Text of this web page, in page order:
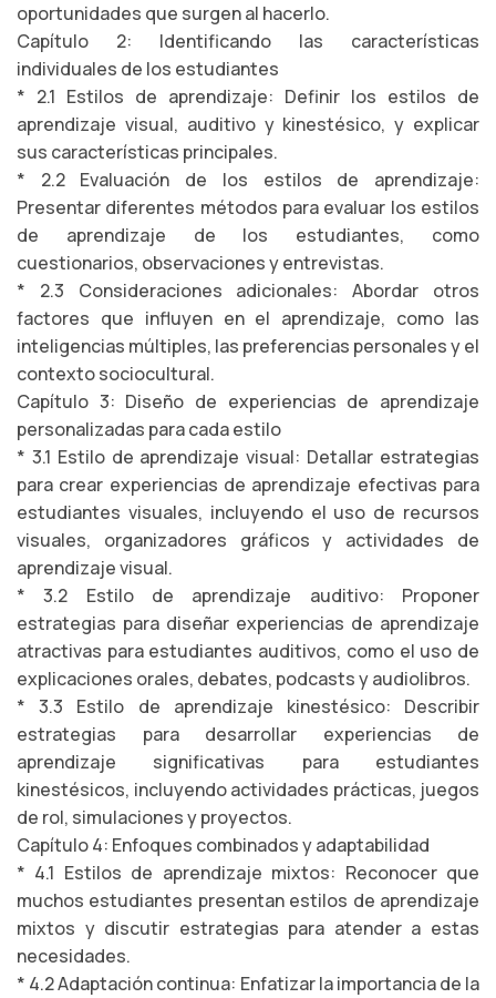
oportunidades que surgen al hacerlo.
Capítulo 2: Identificando las características
individuales de los estudiantes
* 2.1 Estilos de aprendizaje: Definir los estilos de
aprendizaje visual, auditivo y kinestésico, y explicar
sus características principales.
* 2.2 Evaluación de los estilos de aprendizaje:
Presentar diferentes métodos para evaluar los estilos
de aprendizaje de los estudiantes, como
cuestionarios, observaciones y entrevistas.
* 2.3 Consideraciones adicionales: Abordar otros
factores que influyen en el aprendizaje, como las
inteligencias múltiples, las preferencias personales y el
contexto sociocultural.
Capítulo 3: Diseño de experiencias de aprendizaje
personalizadas para cada estilo
* 3.1 Estilo de aprendizaje visual: Detallar estrategias
para crear experiencias de aprendizaje efectivas para
estudiantes visuales, incluyendo el uso de recursos
visuales, organizadores gráficos y actividades de
aprendizaje visual.
* 3.2 Estilo de aprendizaje auditivo: Proponer
estrategias para diseñar experiencias de aprendizaje
atractivas para estudiantes auditivos, como el uso de
explicaciones orales, debates, podcasts y audiolibros.
* 3.3 Estilo de aprendizaje kinestésico: Describir
estrategias para desarrollar experiencias de
aprendizaje significativas para estudiantes
kinestésicos, incluyendo actividades prácticas, juegos
de rol, simulaciones y proyectos.
Capítulo 4: Enfoques combinados y adaptabilidad
* 4.1 Estilos de aprendizaje mixtos: Reconocer que
muchos estudiantes presentan estilos de aprendizaje
mixtos y discutir estrategias para atender a estas
necesidades.
* 4.2 Adaptación continua: Enfatizar la importancia de la